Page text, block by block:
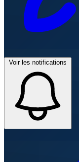
Voir les notifications